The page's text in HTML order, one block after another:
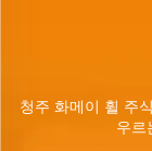
청주 화메이 휠 주
우르